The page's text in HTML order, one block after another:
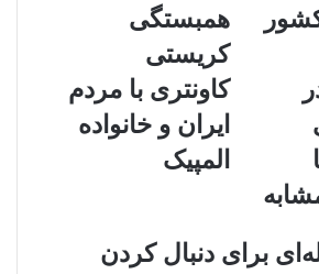
همبستگی
کریستی
کاونتری با مردم
ایران و خانواده
المپیک
برای دنبال کردن